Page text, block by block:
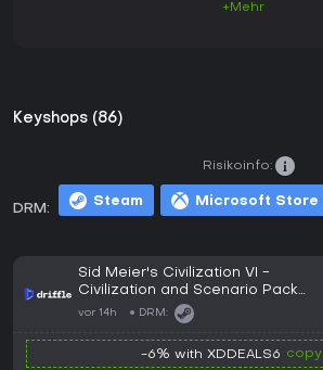
+Mehr
Keyshops (86)
DRM: Steam Microsoft Store
Risikoinfo:
Sid Meier's Civilization VI -
Civilization and Scenario Pack
Bundle DLC (Global) (PC / Mac /
Linux) - Steam - Digital Key
vor 14h DRM:
-6% with XDDEALS6 copy